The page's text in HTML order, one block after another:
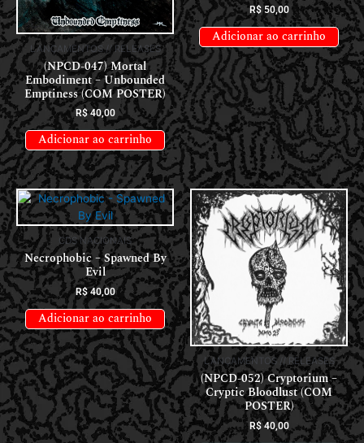
LANÇAMENTOS // RELEASES
(NPCD-047) Mortal
Embodiment – Unbounded
Emptiness (COM POSTER)
R$40,00
Adicionar ao carrinho
R$50,00
Adicionar ao carrinho
CDS NACIONAIS
Necrophobic – Spawned By
Evil
R$40,00
Adicionar ao carrinho
LANÇAMENTOS // RELEASES
(NPCD-052) Cryptorium –
Cryptic Bloodlust (COM
POSTER)
R$40,00